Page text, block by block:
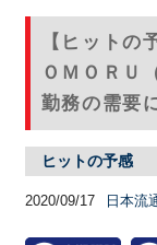
【ヒット
ＯＭＯＲＵ
勤務の需要
ヒットの予感
2020/09/17 日本流